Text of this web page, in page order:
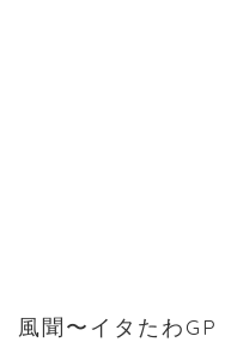
風聞〜イタたわGP